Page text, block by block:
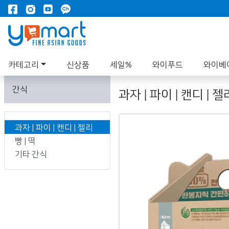
카테고리 신상품 세일% 와이푸드 와이베
간식
과자 | 파이 | 캔디 | 젤리
빵 | 떡
기타 간식
과자 | 파이 | 캔디 | 젤